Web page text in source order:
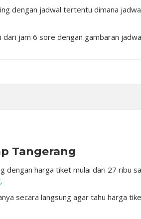
dengan jadwal tertentu dimana
dari jam 6 sore dengan gambaran
Tangerang
dengan harga tiket mulai dari 27 ribu
.
secara langsung agar tahu harga